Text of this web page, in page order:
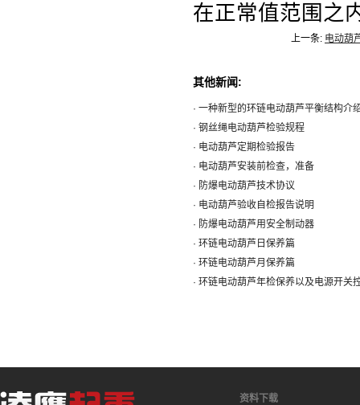
在正常值范围之
上一条: 电动葫
其他新闻:
· 一种新型的环链电动葫芦平衡结构介
· 钢丝绳电动葫芦检验规程
· 电动葫芦定期检验报告
· 电动葫芦安装前检查，准备
· 防爆电动葫芦技术协议
· 电动葫芦验收自检报告说明
· 防爆电动葫芦用安全制动器
· 环链电动葫芦日保养篇
· 环链电动葫芦月保养篇
· 环链电动葫芦年检保养以及电源开关
资料下载